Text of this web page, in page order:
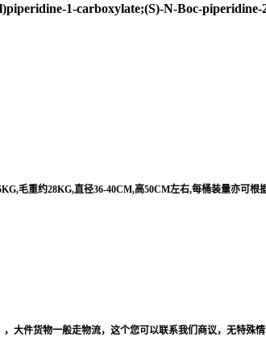
1-carboxylate;(S)-N-Boc-piperidine-
毛重约28KG,直径36-40CM,高50CM左右,每桶装量亦可根
大件货物一般走物流，这个您可以联系我们商议，无特